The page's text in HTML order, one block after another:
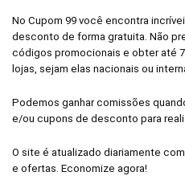
No Cupom 99 você encontra
desconto de forma gratuita. Não
códigos promocionais e obter até
lojas, sejam elas nacionais ou
Podemos ganhar comissões
e/ou cupons de desconto para
O site é atualizado diariamente
e ofertas. Economize agora!